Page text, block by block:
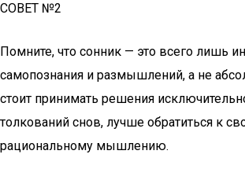
СОВЕТ №2
Помните, что сонник — это всего лишь
самопознания и размышлений, а не
стоит принимать решения
толкований снов, лучше обратиться к
рациональному мышлению.